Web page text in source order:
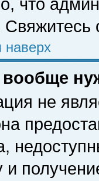
что
наверх
не
и